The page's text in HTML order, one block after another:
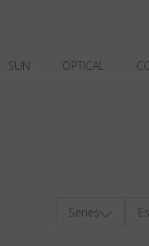
SUN OPTICAL
Series